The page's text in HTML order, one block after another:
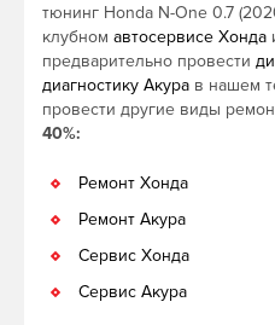
тюнинг Honda N-One 0.7
клубном автосервисе Хонда
предварительно провести
диагностику Акура в нашем
провести другие виды
40%:
Ремонт Хонда
Ремонт Акура
Сервис Хонда
Сервис Акура